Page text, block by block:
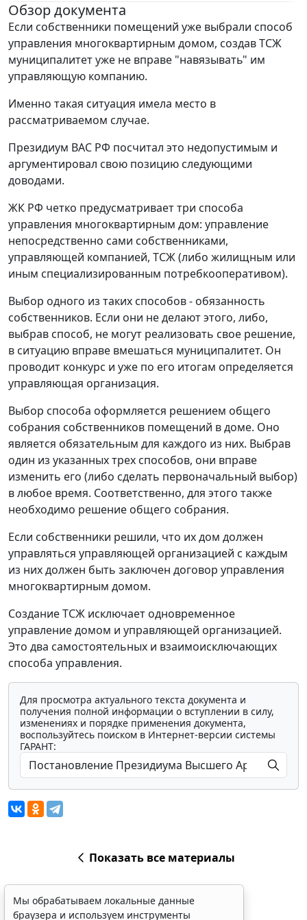
Обзор документа
Если собственники помещений уже выбрали способ
управления многоквартирным домом, создав ТСЖ
муниципалитет уже не вправе "навязывать" им
управляющую компанию.
Именно такая ситуация имела место в
рассматриваемом случае.
Президиум ВАС РФ посчитал это недопустимым и
аргументировал свою позицию следующими
доводами.
ЖК РФ четко предусматривает три способа
управления многоквартирным дом: управление
непосредственно сами собственниками,
управляющей компанией, ТСЖ (либо жилищным или
иным специализированным потребкооперативом).
Выбор одного из таких способов - обязанность
собственников. Если они не делают этого, либо,
выбрав способ, не могут реализовать свое решение,
в ситуацию вправе вмешаться муниципалитет. Он
проводит конкурс и уже по его итогам определяется
управляющая организация.
Выбор способа оформляется решением общего
собрания собственников помещений в доме. Оно
является обязательным для каждого из них. Выбрав
один из указанных трех способов, они вправе
изменить его (либо сделать первоначальный выбор)
в любое время. Соответственно, для этого также
необходимо решение общего собрания.
Если собственники решили, что их дом должен
управляться управляющей организацией с каждым
из них должен быть заключен договор управления
многоквартирным домом.
Создание ТСЖ исключает одновременное
управление домом и управляющей организацией.
Это два самостоятельных и взаимоисключающих
способа управления.
Для просмотра актуального текста документа и
получения полной информации о вступлении в силу,
изменениях и порядке применения документа,
воспользуйтесь поиском в Интернет-версии системы
ГАРАНТ:
Показать все материалы
Мы обрабатываем локальные данные
браузера и используем инструменты